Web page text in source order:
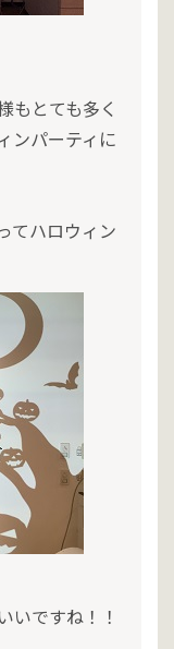
もとても多く
ンパーティに
てハロウィン
いですね！！